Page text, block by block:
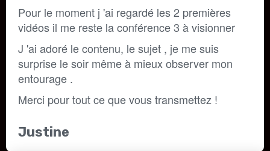
Pour le moment j 'ai regardé les 2 premières
vidéos il me reste la conférence 3 à visionner
J 'ai adoré le contenu, le sujet , je me suis
surprise le soir même à mieux observer mon
entourage .
Merci pour tout ce que vous transmettez !
Justine